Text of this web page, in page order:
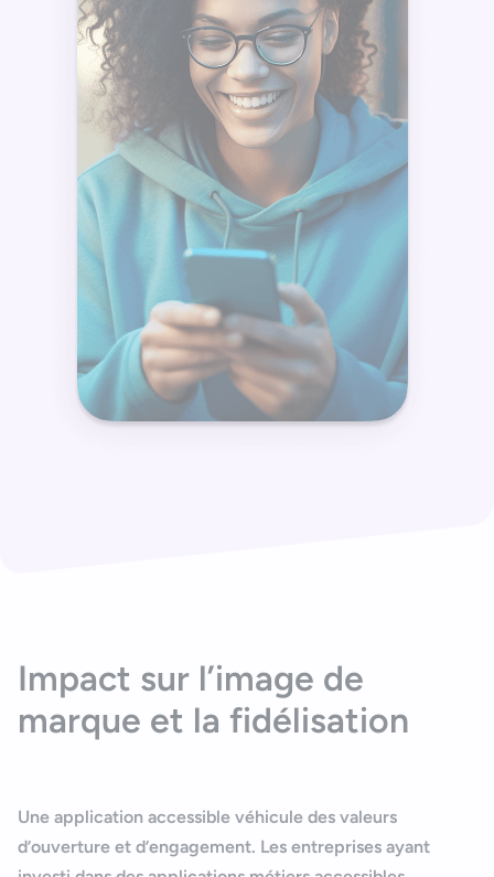
Impact sur l’image de
marque et la fidélisation
Une application accessible véhicule des valeurs
d’ouverture et d’engagement. Les entreprises ayant